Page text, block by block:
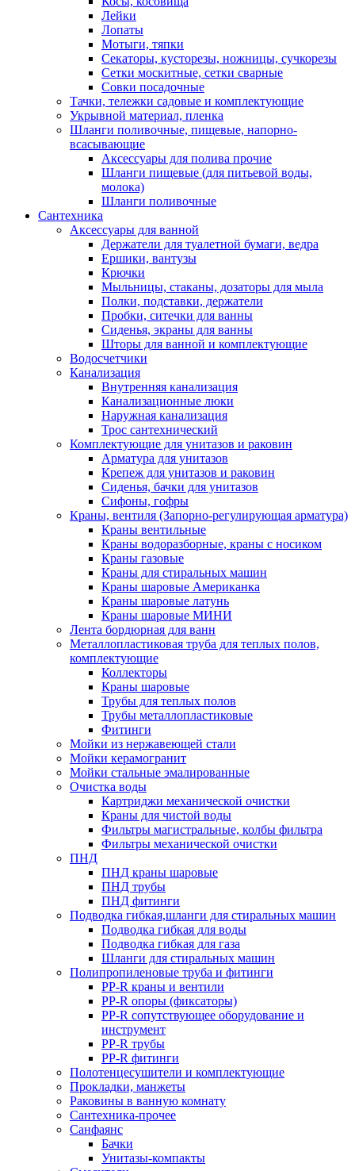
Лейки
Лопаты
Мотыги, тяпки
Секаторы, кусторезы, ножницы, сучкорезы
Сетки москитные, сетки сварные
Совки посадочные
Тачки, тележки садовые и комплектующие
Укрывной материал, пленка
Шланги поливочные, пищевые, напорно-
всасывающие
Аксессуары для полива прочие
Шланги пищевые (для питьевой воды,
молока)
Шланги поливочные
Сантехника
Аксессуары для ванной
Держатели для туалетной бумаги, ведра
Ершики, вантузы
Крючки
Мыльницы, стаканы, дозаторы для мыла
Полки, подставки, держатели
Пробки, ситечки для ванны
Сиденья, экраны для ванны
Шторы для ванной и комплектующие
Водосчетчики
Канализация
Внутренняя канализация
Канализационные люки
Наружная канализация
Трос сантехнический
Комплектующие для унитазов и раковин
Арматура для унитазов
Крепеж для унитазов и раковин
Сиденья, бачки для унитазов
Сифоны, гофры
Краны, вентиля (Запорно-регулирующая арматура)
Краны вентильные
Краны водоразборные, краны с носиком
Краны газовые
Краны для стиральных машин
Краны шаровые Американка
Краны шаровые латунь
Краны шаровые МИНИ
Лента бордюрная для ванн
Металлопластиковая труба для теплых полов,
комплектующие
Коллекторы
Краны шаровые
Трубы для теплых полов
Трубы металлопластиковые
Фитинги
Мойки из нержавеющей стали
Мойки керамогранит
Мойки стальные эмалированные
Очистка воды
Картриджи механической очистки
Краны для чистой воды
Фильтры магистральные, колбы фильтра
Фильтры механической очистки
ПНД
ПНД краны шаровые
ПНД трубы
ПНД фитинги
Подводка гибкая,шланги для стиральных машин
Подводка гибкая для воды
Подводка гибкая для газа
Шланги для стиральных машин
Полипропиленовые труба и фитинги
PP-R краны и вентили
PP-R опоры (фиксаторы)
PP-R сопутствующее оборудование и
инструмент
PP-R трубы
PP-R фитинги
Полотенцесушители и комплектующие
Прокладки, манжеты
Раковины в ванную комнату
Сантехника-прочее
Санфаянс
Бачки
Унитазы-компакты